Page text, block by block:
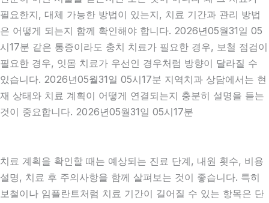
필요한지, 대체 가능한 방법이 있는지, 치료 기간과 관리 방법
은 어떻게 되는지 함께 확인해야 합니다. 2026년05월31일 05
시17분 같은 통증이라도 충치 치료가 필요한 경우, 보철 점검이
필요한 경우, 잇몸 치료가 우선인 경우처럼 방향이 달라질 수
있습니다. 2026년05월31일 05시17분 지역치과 상담에서는 현
재 상태와 치료 계획이 어떻게 연결되는지 충분히 설명을 듣는
것이 중요합니다. 2026년05월31일 05시17분
치료 계획을 확인할 때는 예상되는 진료 단계, 내원 횟수, 비용
설명, 치료 후 주의사항을 함께 살펴보는 것이 좋습니다. 특히
보철이나 임플란트처럼 치료 기간이 길어질 수 있는 항목은 단